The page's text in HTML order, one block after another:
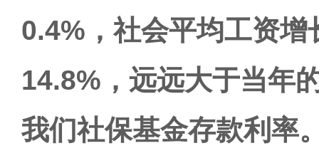
0.4%，社会平均工资
14.8%，远远大于当年
我们社保基金存款利率